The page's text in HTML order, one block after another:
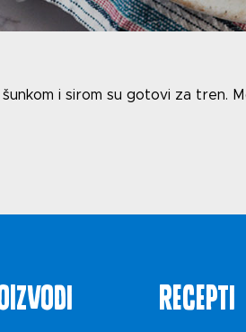
i sirom su gotovi za tren.
Recepti